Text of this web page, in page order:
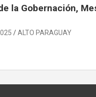
la Gobernación,
ALTO PARAGUAY